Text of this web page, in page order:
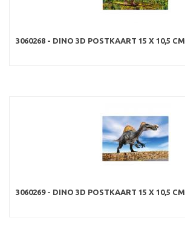
3060268 - DINO 3D POSTKAART 15 X 10,5 CM
3060269 - DINO 3D POSTKAART 15 X 10,5 CM